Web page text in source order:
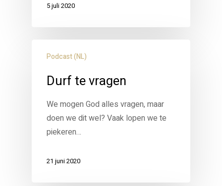
5 juli 2020
Podcast (NL)
Durf te vragen
We mogen God alles vragen, maar
doen we dit wel? Vaak lopen we te
piekeren…
21 juni 2020